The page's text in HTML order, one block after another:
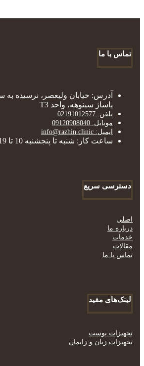
تماس با ما
آدرس: خیابان ولیعصر، نرسیده به
پاساژ سینوهه، واحد T3
تلفن: 02191012577
موبایل: 09120908040
ایمیل: info@razhin.clinic
ساعت کار: شنبه تا پنجشنبه 10 تا 19
دسترسی سریع
اصلی
درباره ما
خدمات
مقالات
تماس با ما
لینک‌های مفید
تجهیزات پوست
تجهیزات زنان و زایمان